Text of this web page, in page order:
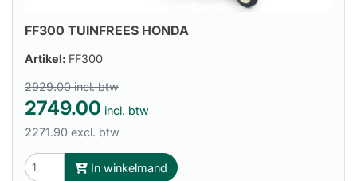
FF300 TUINFREES HONDA
Artikel: FF300
2929.00 incl. btw
2749.00 incl. btw
2271.90 excl. btw
In winkelmand